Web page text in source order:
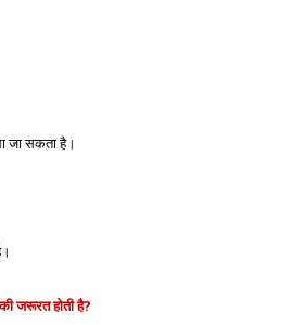
जा सकता है।
जरूरत होती है?